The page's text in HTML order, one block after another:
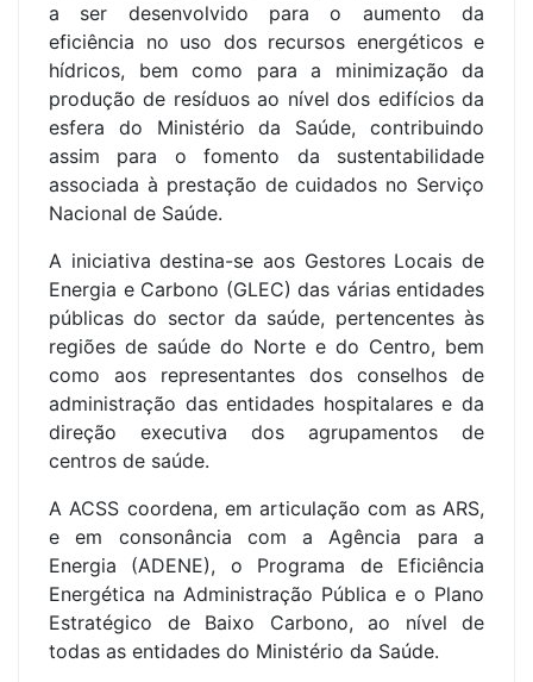
a ser desenvolvido para o aumento da
eficiência no uso dos recursos energéticos e
hídricos, bem como para a minimização da
produção de resíduos ao nível dos edifícios da
esfera do Ministério da Saúde, contribuindo
assim para o fomento da sustentabilidade
associada à prestação de cuidados no Serviço
Nacional de Saúde.
A iniciativa destina-se aos Gestores Locais de
Energia e Carbono (GLEC) das várias entidades
públicas do sector da saúde, pertencentes às
regiões de saúde do Norte e do Centro, bem
como aos representantes dos conselhos de
administração das entidades hospitalares e da
direção executiva dos agrupamentos de
centros de saúde.
A ACSS coordena, em articulação com as ARS,
e em consonância com a Agência para a
Energia (ADENE), o Programa de Eficiência
Energética na Administração Pública e o Plano
Estratégico de Baixo Carbono, ao nível de
todas as entidades do Ministério da Saúde.